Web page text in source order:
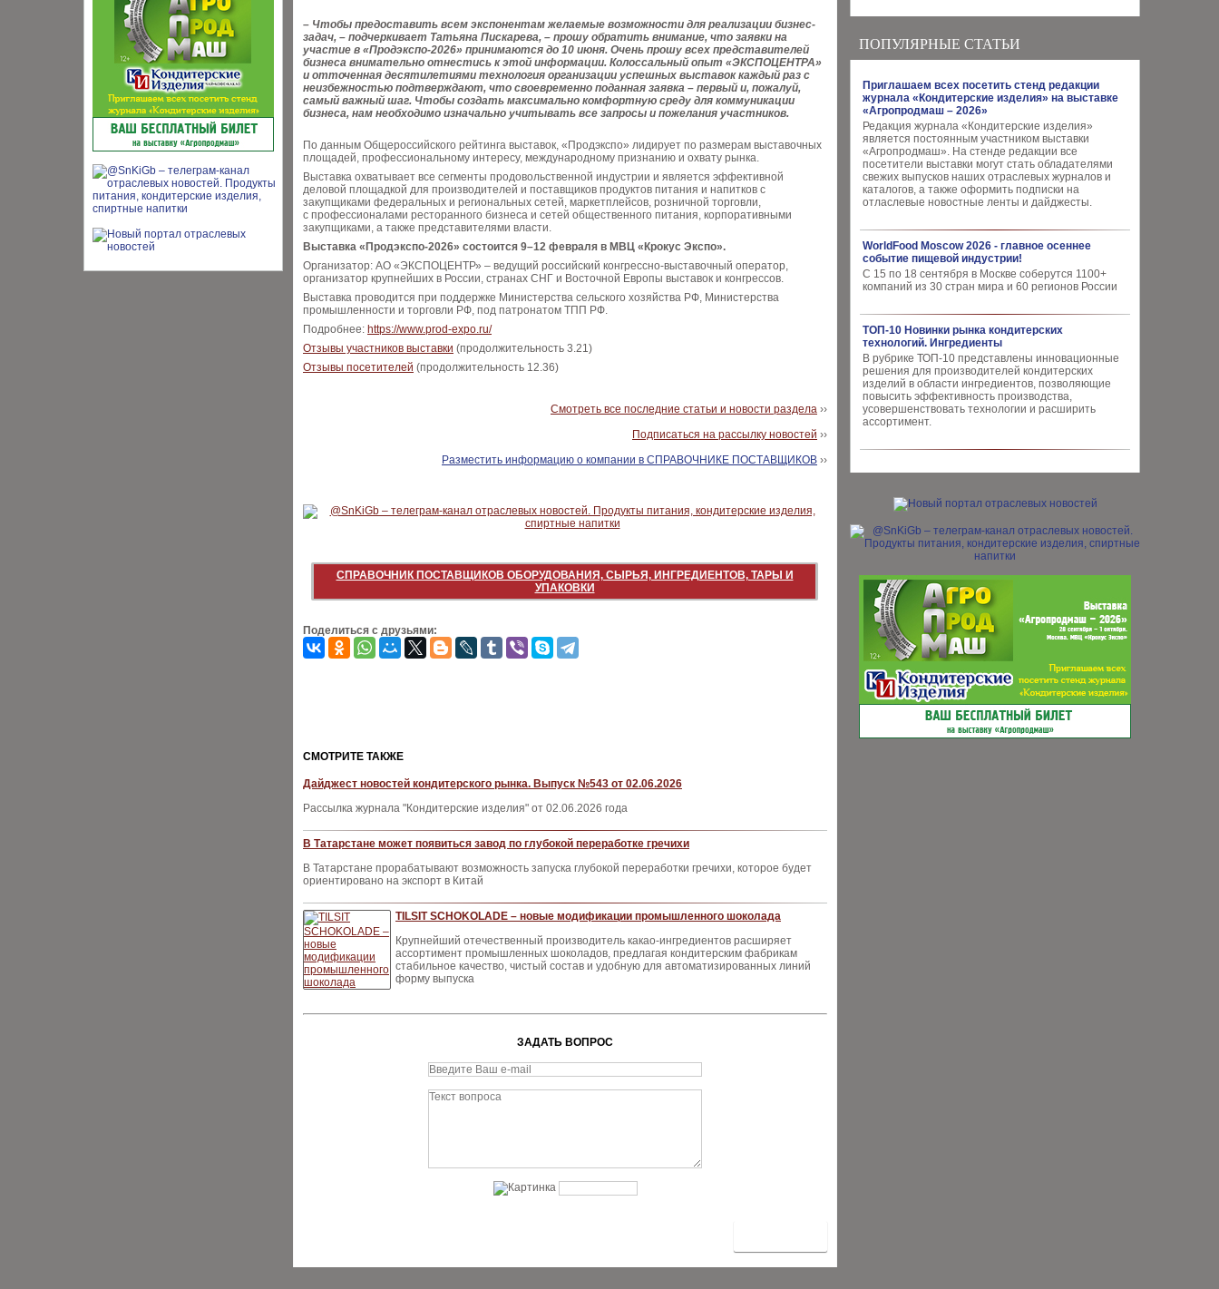
ПОПУЛЯРНЫЕ СТАТЬИ
Приглашаем всех посетить стенд редакции
журнала «Кондитерские изделия» на выставке
«Агропродмаш – 2026»
Редакция журнала «Кондитерские изделия»
является постоянным участником выставки
«Агропродмаш». На стенде редакции все
посетители выставки могут стать обладателями
свежих выпусков наших отраслевых журналов и
каталогов, а также оформить подписки на
отласлевые новостные ленты и дайджесты.
WorldFood Moscow 2026 - главное осеннее
событие пищевой индустрии!
С 15 по 18 сентября в Москве соберутся 1100+
компаний из 30 стран мира и 60 регионов России
ТОП-10 Новинки рынка кондитерских
технологий. Ингредиенты
В рубрике ТОП-10 представлены инновационные
решения для производителей кондитерских
изделий в области ингредиентов, позволяющие
повысить эффективность производства,
усовершенствовать технологии и расширить
ассортимент.
– Чтобы предоставить всем экспонентам желаемые возможности для реализации бизнес-
задач, – подчеркивает Татьяна Пискарева, – прошу обратить внимание, что заявки на
участие в «Продэкспо-2026» принимаются до 10 июня. Очень прошу всех представителей
бизнеса внимательно отнестись к этой информации. Колоссальный опыт «ЭКСПОЦЕНТРА»
и отточенная десятилетиями технология организации успешных выставок каждый раз с
неизбежностью подтверждают, что своевременно поданная заявка – первый и, пожалуй,
самый важный шаг. Чтобы создать максимально комфортную среду для коммуникации
бизнеса, нам необходимо изначально учитывать все запросы и пожелания участников.
По данным Общероссийского рейтинга выставок, «Продэкспо» лидирует по размерам выставочных
площадей, профессиональному интересу, международному признанию и охвату рынка.
Выставка охватывает все сегменты продовольственной индустрии и является эффективной
деловой площадкой для производителей и поставщиков продуктов питания и напитков с
закупщиками федеральных и региональных сетей, маркетплейсов, розничной торговли,
с профессионалами ресторанного бизнеса и сетей общественного питания, корпоративными
закупщиками, а также представителями власти.
Выставка «Продэкспо-2026» состоится 9–12 февраля в МВЦ «Крокус Экспо».
Организатор: АО «ЭКСПОЦЕНТР» – ведущий российский конгрессно-выставочный оператор,
организатор крупнейших в России, странах СНГ и Восточной Европы выставок и конгрессов.
Выставка проводится при поддержке Министерства сельского хозяйства РФ, Министерства
промышленности и торговли РФ, под патронатом ТПП РФ.
Подробнее: https://www.prod-expo.ru/
Отзывы участников выставки (продолжительность 3.21)
Отзывы посетителей (продолжительность 12.36)
Смотреть все последние статьи и новости раздела ››
Подписаться на рассылку новостей ››
Разместить информацию о компании в СПРАВОЧНИКЕ ПОСТАВЩИКОВ ››
СПРАВОЧНИК ПОСТАВЩИКОВ ОБОРУДОВАНИЯ, СЫРЬЯ, ИНГРЕДИЕНТОВ, ТАРЫ И
УПАКОВКИ
Поделиться с друзьями:
CМОТРИТЕ ТАКЖЕ
Дайджест новостей кондитерского рынка. Выпуск №543 от 02.06.2026
Рассылка журнала "Кондитерские изделия" от 02.06.2026 года
В Татарстане может появиться завод по глубокой переработке гречихи
В Татарстане прорабатывают возможность запуска глубокой переработки гречихи, которое будет
ориентировано на экспорт в Китай
TILSIT SCHOKOLADE – новые модификации промышленного шоколада
Крупнейший отечественный произ­водитель какао-ингредиентов расши­ряет
ассортимент промышленных шо­коладов, предлагая кондитерским фа­брикам
стабильное качество, чистый состав и удобную для автоматизиро­ванных линий
форму выпуска
ЗАДАТЬ ВОПРОС